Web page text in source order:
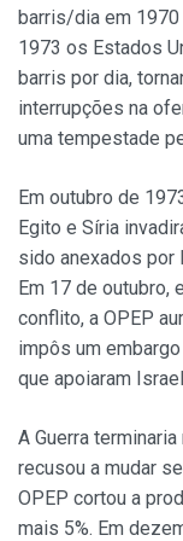
barris/dia em 1970
1973 os Estados
barris por dia,
interrupções na
uma tempestade
Em outubro de
Egito e Síria
sido anexados por
Em 17 de outubro,
conflito, a OPEP
impôs um
que apoiaram
A Guerra
recusou a mudar
OPEP cortou a
mais 5%. Em